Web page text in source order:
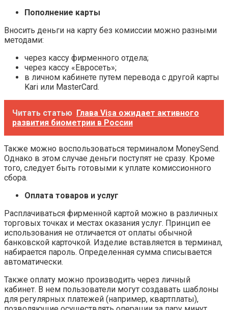
Пополнение карты
Вносить деньги на карту без комиссии можно разными
методами:
через кассу фирменного отдела;
через кассу «Евросеть»;
в личном кабинете путем перевода с другой карты
Kari или MasterCard.
Читать статью Глава Visa ожидает активного
развития биометрии в России
Также можно воспользоваться терминалом MoneySend.
Однако в этом случае деньги поступят не сразу. Кроме
того, следует быть готовыми к уплате комиссионного
сбора.
Оплата товаров и услуг
Расплачиваться фирменной картой можно в различных
торговых точках и местах оказания услуг. Принцип ее
использования не отличается от оплаты обычной
банковской карточкой. Изделие вставляется в терминал,
набирается пароль. Определенная сумма списывается
автоматически.
Также оплату можно производить через личный
кабинет. В нем пользователи могут создавать шаблоны
для регулярных платежей (например, квартплаты),